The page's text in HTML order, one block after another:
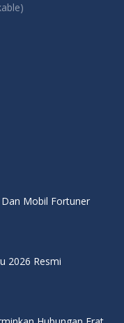
Mobil Fortuner
2026 Resmi